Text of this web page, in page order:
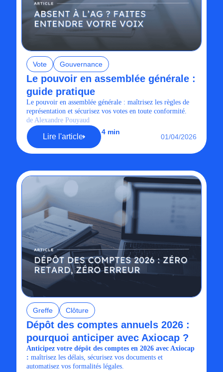
Vote Gouvernance
Le pouvoir en assemblée générale :
guide pratique
Le pouvoir en assemblée générale : maîtrisez les règles de
représentation et sécurisez vos votes en toute conformité.
de Alexandre Pouyaud
Lire l'article
4 min
01/04/2026
Greffe Clôture
Dépôt des comptes annuels 2026 :
pourquoi anticiper avec Axiocap ?
Anticipez votre dépôt des comptes en 2026 avec Axiocap
: maîtrisez les délais, sécurisez vos documents et
automatisez vos formalités légales.